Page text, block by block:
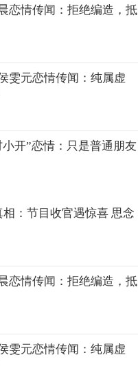
恋情传闻：拒绝编造，抵
雯元恋情传闻：纯属虚
开”恋情：只是普通朋友
：节目收官遇惊喜 思念
恋情传闻：拒绝编造，抵
雯元恋情传闻：纯属虚